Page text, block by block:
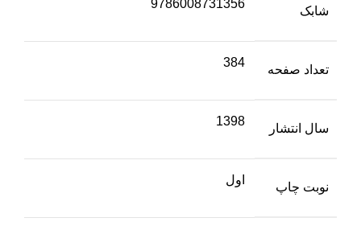
شابک
9786008731356
تعداد صفحه
384
سال انتشار
1398
نوبت چاپ
اول